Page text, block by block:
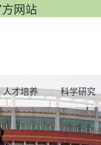
网站
人才培养 科学研究